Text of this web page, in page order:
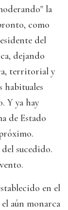
la
como
del
dejando
territorial y
habituales
Y ya hay
de Estado
sucedido.
en el
aún monarca